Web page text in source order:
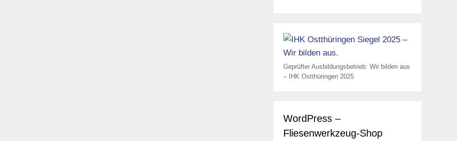
Geprüfter Ausbildungsbetrieb: Wir bilden aus
– IHK Ostthüringen 2025
WordPress –
Fliesenwerkzeug-Shop